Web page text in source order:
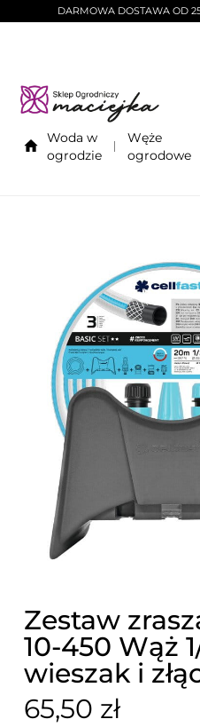
DARMOWA DOSTAWA OD
Woda w
ogrodzie
Węże
ogrodowe
Zestaw
10-450 Wąż
wieszak i
65,50 zł